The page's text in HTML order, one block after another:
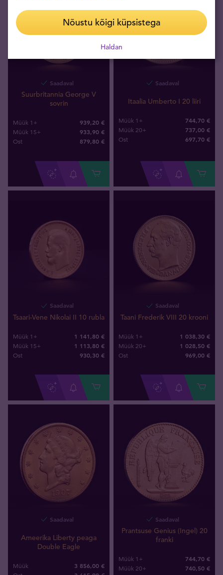
Saadaval
Suurbritannia George V
sovrin
Müük 1+ 939,20 €
Müük 15+ 933,90 €
Ost 879,80 €
Saadaval
Itaalia Umberto I 20 liiri
Müük 1+ 744,70 €
Müük 20+ 737,00 €
Ost 697,70 €
Saadaval
Tsaari-Vene Nikolai II 10 rubla
Müük 1+ 1 141,80 €
Müük 15+ 1 113,80 €
Ost 930,30 €
Saadaval
Taani Frederik VIII 20 krooni
Müük 1+ 1 038,30 €
Müük 20+ 1 028,50 €
Ost 969,00 €
Saadaval
Ameerika Liberty peaga
Double Eagle
Müük 3 856,00 €
Saadaval
Prantsuse Genius (Ingel) 20
franki
Müük 1+ 744,70 €
Müük 20+ 740,50 €
Nõustu kõigi küpsistega
Haldan